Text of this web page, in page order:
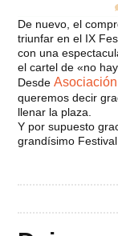
De nuevo, el
triunfar en el IX
con una
el cartel de «no
Desde
queremos decir
llenar la plaza.
Y por supuesto
grandísimo